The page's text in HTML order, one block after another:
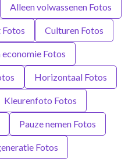
Alleen volwassenen Fotos
Culturen Fotos
economie Fotos
Horizontaal Fotos
Kleurenfoto Fotos
Pauze nemen Fotos
Fotos